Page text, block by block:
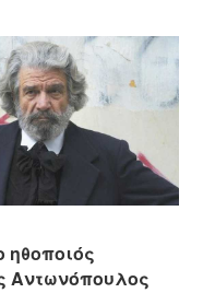
ηθοποιός
Αντωνόπουλος